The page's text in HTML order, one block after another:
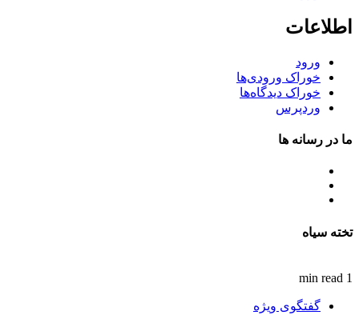
اطلاعات
ورود
خوراک ورودی‌ها
خوراک دیدگاه‌ها
وردپرس
ما در رسانه ها
تخته سیاه
1 min read
گفتگوی ویژه